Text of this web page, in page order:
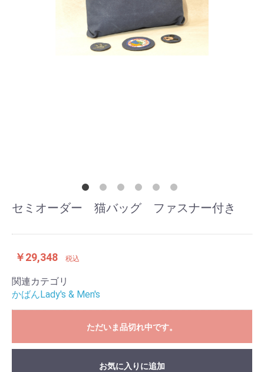
セミオーダー 猫バッグ ファスナー付き
￥29,348 税込
関連カテゴリ
かばんLady's & Men's
ただいま品切れ中です。
お気に入りに追加